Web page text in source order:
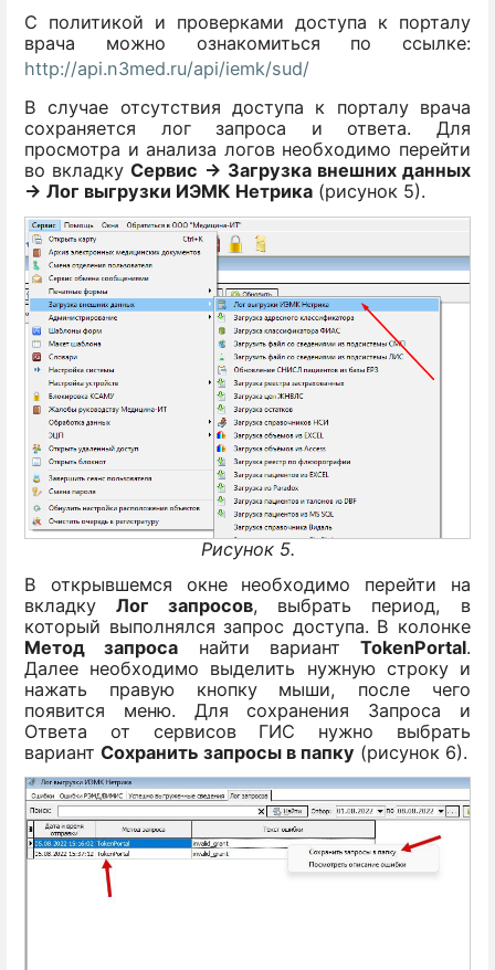
С политикой и проверками доступа к порталу
врача можно ознакомиться по ссылке:
http://api.n3med.ru/api/iemk/sud/
В случае отсутствия доступа к порталу врача
сохраняется лог запроса и ответа. Для
просмотра и анализа логов необходимо перейти
во вкладкуСервис → Загрузка внешних данных
→ Лог выгрузки ИЭМК Нетрика (рисунок 5).
Рисунок 5.
В открывшемся окне необходимо перейти на
вкладку Лог запросов, выбрать период, в
который выполнялся запрос доступа. В колонке
Метод запроса найти вариант TokenPortal.
Далее необходимо выделить нужную строку и
нажать правую кнопку мыши, после чего
появится меню. Для сохранения Запроса и
Ответа от сервисов ГИС нужно выбрать
вариант Сохранить запросы в папку (рисунок 6).